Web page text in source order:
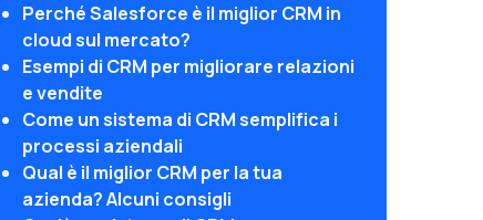
Perché Salesforce è il miglior CRM in
cloud sul mercato?
Esempi di CRM per migliorare relazioni
e vendite
Come un sistema di CRM semplifica i
processi aziendali
Qual è il miglior CRM per la tua
azienda? Alcuni consigli